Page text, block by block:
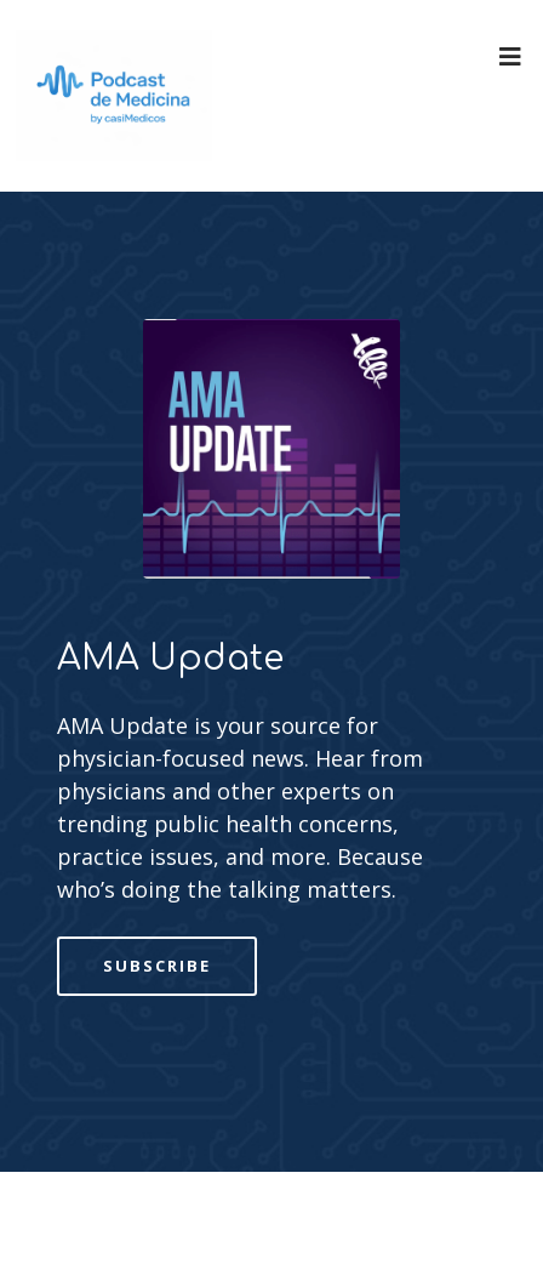
AMA Update
AMA Update is your source for
physician-focused news. Hear from
physicians and other experts on
trending public health concerns,
practice issues, and more. Because
who’s doing the talking matters.
SUBSCRIBE